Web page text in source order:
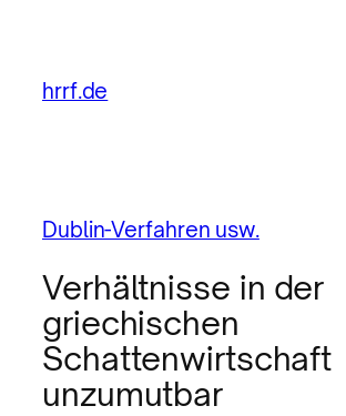
hrrf.de
Dublin-Verfahren usw.
Verhältnisse in der
griechischen
Schattenwirtschaft
unzumutbar